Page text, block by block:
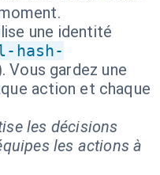
une identité
hash-
Vous gardez une
action et chaque
les décisions
les actions à